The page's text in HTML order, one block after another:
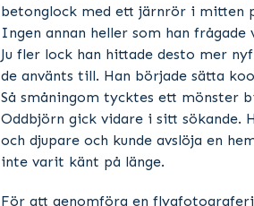
betonglock med ett järnrör i mitten
Ingen annan heller som han frågade
Ju fler lock han hittade desto mer
de använts till. Han började sätta
Så småningom tycktes ett mönster
Oddbjörn gick vidare i sitt sökande.
och djupare och kunde avslöja en
inte varit känt på länge.
För att genomföra en